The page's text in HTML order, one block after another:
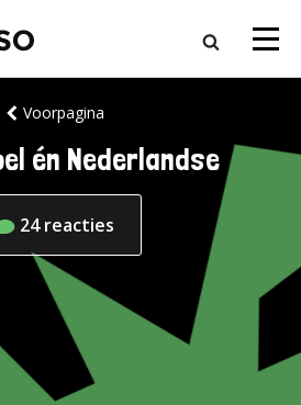
Voorpagina
én Nederlandse
24 reacties